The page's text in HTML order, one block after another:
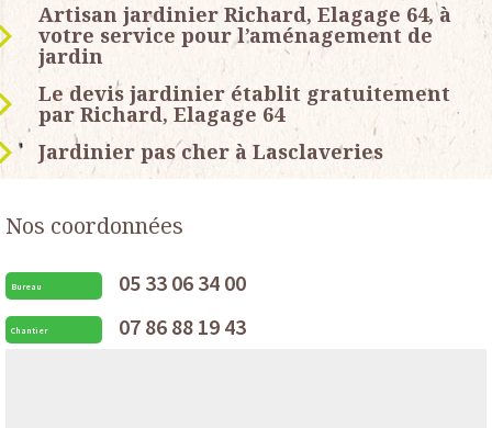
Artisan jardinier Richard, Elagage 64, à
votre service pour l’aménagement de
jardin
Le devis jardinier établit gratuitement
par Richard, Elagage 64
Jardinier pas cher à Lasclaveries
Nos coordonnées
Bureau 05 33 06 34 00
Chantier 07 86 88 19 43